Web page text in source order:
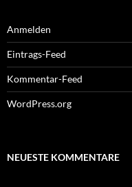
Anmelden
Eintrags-Feed
Kommentar-Feed
WordPress.org
NEUESTE KOMMENTARE